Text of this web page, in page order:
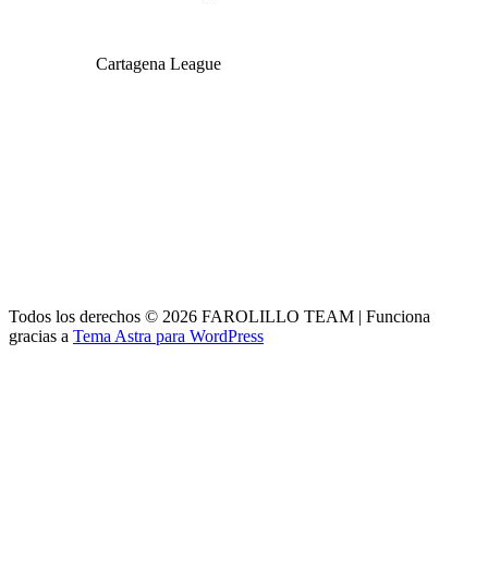
Cartagena League
Todos los derechos © 2026 FAROLILLO TEAM | Funciona
gracias a Tema Astra para WordPress